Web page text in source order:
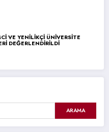
VE YENİLİKÇİ ÜNİVERSİTE
DEĞERLENDİRİLDİ
ARAMA